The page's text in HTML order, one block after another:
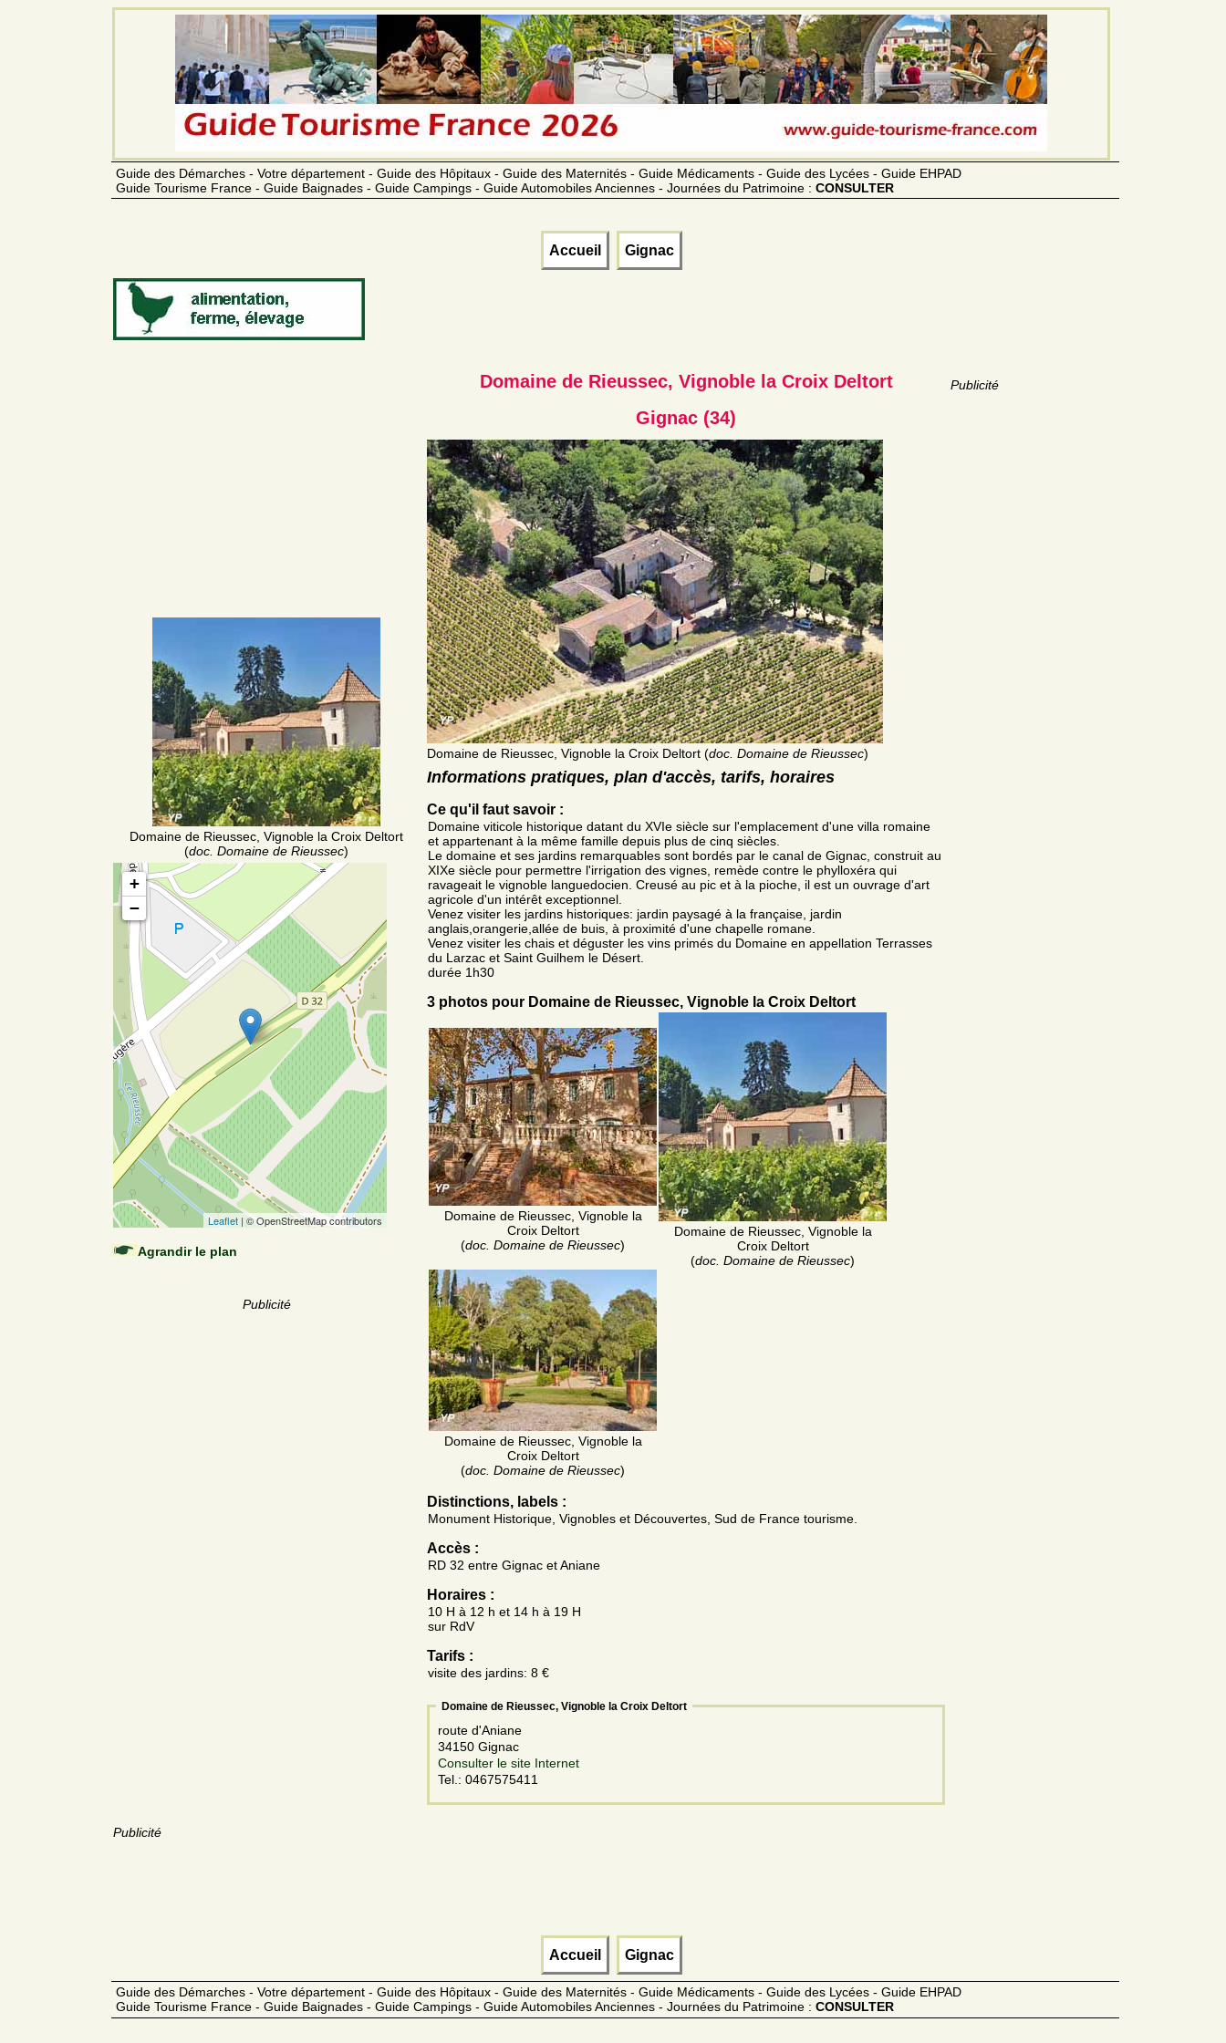
Guide des Démarches - Votre département - Guide des Hôpitaux - Guide des Maternités - Guide Médicaments - Guide des Lycées - Guide EHPAD
Guide Tourisme France - Guide Baignades - Guide Campings - Guide Automobiles Anciennes - Journées du Patrimoine : CONSULTER
Accueil Gignac
Domaine de Rieussec, Vignoble la Croix Deltort
(doc. Domaine de Rieussec)
+
−
Leaflet | © OpenStreetMap contributors
Agrandir le plan
Publicité
Publicité
Domaine de Rieussec, Vignoble la Croix Deltort
Gignac (34)
Domaine de Rieussec, Vignoble la Croix Deltort (doc. Domaine de Rieussec)
Informations pratiques, plan d'accès, tarifs, horaires
Ce qu'il faut savoir :
Domaine viticole historique datant du XVIe siècle sur l'emplacement d'une villa romaine
et appartenant à la même famille depuis plus de cinq siècles.
Le domaine et ses jardins remarquables sont bordés par le canal de Gignac, construit au
XIXe siècle pour permettre l'irrigation des vignes, remède contre le phylloxéra qui
ravageait le vignoble languedocien. Creusé au pic et à la pioche, il est un ouvrage d'art
agricole d'un intérêt exceptionnel.
Venez visiter les jardins historiques: jardin paysagé à la française, jardin
anglais,orangerie,allée de buis, à proximité d'une chapelle romane.
Venez visiter les chais et déguster les vins primés du Domaine en appellation Terrasses
du Larzac et Saint Guilhem le Désert.
durée 1h30
3 photos pour Domaine de Rieussec, Vignoble la Croix Deltort
Domaine de Rieussec, Vignoble la
Croix Deltort
(doc. Domaine de Rieussec)
Domaine de Rieussec, Vignoble la
Croix Deltort
(doc. Domaine de Rieussec)
Domaine de Rieussec, Vignoble la
Croix Deltort
(doc. Domaine de Rieussec)
Distinctions, labels :
Monument Historique, Vignobles et Découvertes, Sud de France tourisme.
Accès :
RD 32 entre Gignac et Aniane
Horaires :
10 H à 12 h et 14 h à 19 H
sur RdV
Tarifs :
visite des jardins: 8 €
Domaine de Rieussec, Vignoble la Croix Deltort
route d'Aniane
34150 Gignac
Consulter le site Internet
Tel.: 0467575411
Publicité
Accueil Gignac
Guide des Démarches - Votre département - Guide des Hôpitaux - Guide des Maternités - Guide Médicaments - Guide des Lycées - Guide EHPAD
Guide Tourisme France - Guide Baignades - Guide Campings - Guide Automobiles Anciennes - Journées du Patrimoine : CONSULTER